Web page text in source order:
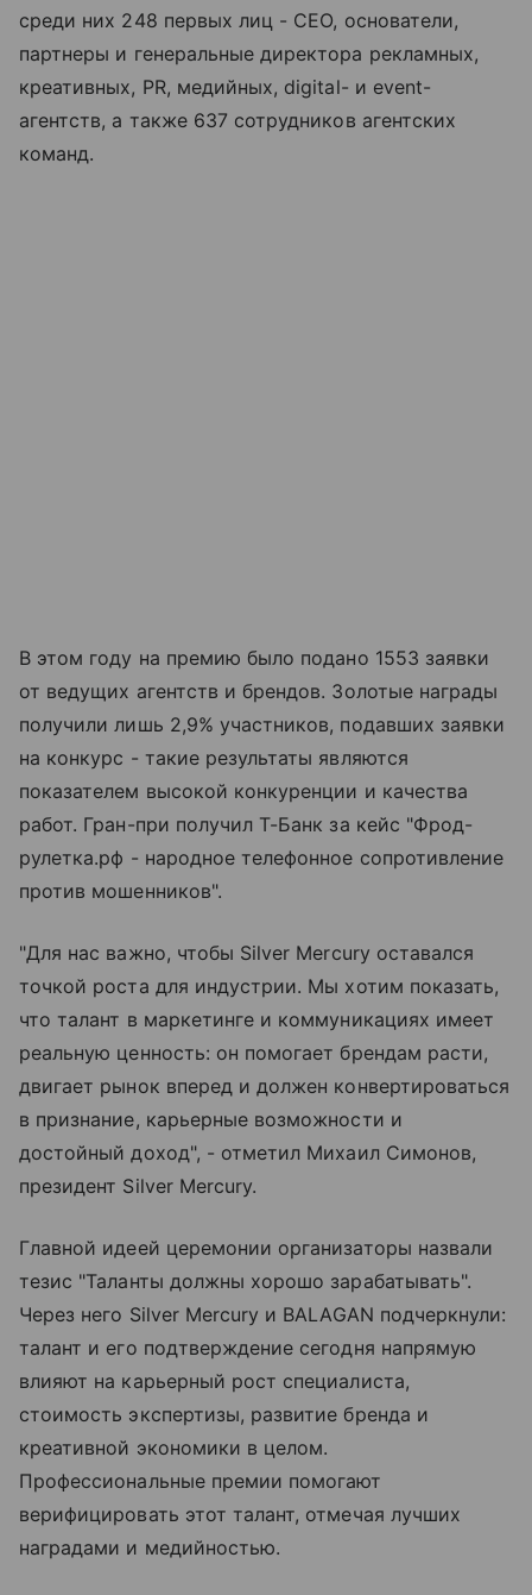
среди них 248 первых лиц - CEO, основатели,
партнеры и генеральные директора рекламных,
креативных, PR, медийных, digital- и event-
агентств, а также 637 сотрудников агентских
команд.
В этом году на премию было подано 1553 заявки
от ведущих агентств и брендов. Золотые награды
получили лишь 2,9% участников, подавших заявки
на конкурс - такие результаты являются
показателем высокой конкуренции и качества
работ. Гран-при получил Т-Банк за кейс "Фрод-
рулетка.рф - народное телефонное сопротивление
против мошенников".
"Для нас важно, чтобы Silver Mercury оставался
точкой роста для индустрии. Мы хотим показать,
что талант в маркетинге и коммуникациях имеет
реальную ценность: он помогает брендам расти,
двигает рынок вперед и должен конвертироваться
в признание, карьерные возможности и
достойный доход", - отметил Михаил Симонов,
президент Silver Mercury.
Главной идеей церемонии организаторы назвали
тезис "Таланты должны хорошо зарабатывать".
Через него Silver Mercury и BALAGAN подчеркнули:
талант и его подтверждение сегодня напрямую
влияют на карьерный рост специалиста,
стоимость экспертизы, развитие бренда и
креативной экономики в целом.
Профессиональные премии помогают
верифицировать этот талант, отмечая лучших
наградами и медийностью.